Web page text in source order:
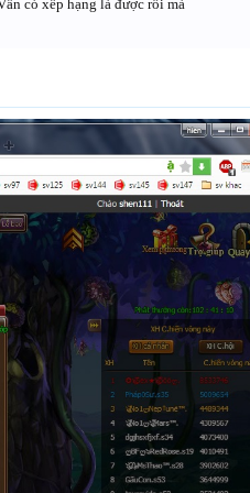
có xếp hạng là được rồi mà